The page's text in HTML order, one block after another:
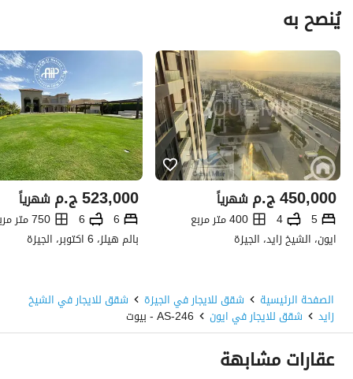
يُنصح به
ج.م450,000 شهرياً
5
4
400 متر مربع
ايون، الشيخ زايد، الجيزة
ج.م523,000 شهرياً
6
6
750 متر مربع
بالم هيلز، 6 اكتوبر، الجيزة
الصفحة الرئيسية شقق للايجار في الجيزة شقق للايجار في الشيخ
زايد شقق للايجار في ايون AS-246 - بيوت
عقارات مشابهة